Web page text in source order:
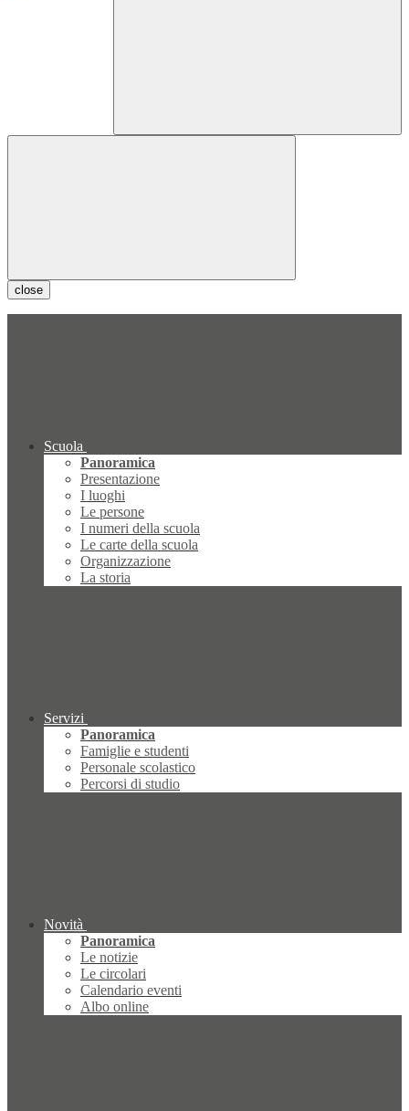
close
Scuola
Panoramica
Presentazione
I luoghi
Le persone
I numeri della scuola
Le carte della scuola
Organizzazione
La storia
Servizi
Panoramica
Famiglie e studenti
Personale scolastico
Percorsi di studio
Novità
Panoramica
Le notizie
Le circolari
Calendario eventi
Albo online